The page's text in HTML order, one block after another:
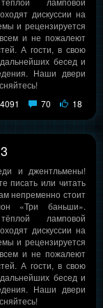
дискуссии на
и рецензируется
и не пожалеют
А гости, в свою
бесед и
Наши двери
4091 70 18
и джентльмены!
писать или читать
непременно стоит
«Три баньши».
ламповой
дискуссии на
и рецензируется
и не пожалеют
А гости, в свою
бесед и
Наши двери